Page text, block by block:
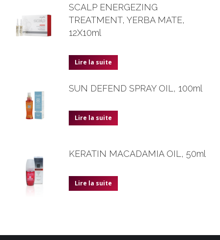
SCALP ENERGEZING
TREATMENT, YERBA MATE,
12X10ml
Lire la suite
SUN DEFEND SPRAY OIL, 100ml
Lire la suite
KERATIN MACADAMIA OIL, 50ml
Lire la suite